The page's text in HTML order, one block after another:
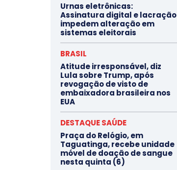
Urnas eletrônicas:
Assinatura digital e lacração
impedem alteração em
sistemas eleitorais
BRASIL
Atitude irresponsável, diz
Lula sobre Trump, após
revogação de visto de
embaixadora brasileira nos
EUA
DESTAQUE SAÚDE
Praça do Relógio, em
Taguatinga, recebe unidade
móvel de doação de sangue
nesta quinta (6)